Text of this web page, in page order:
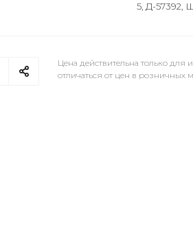
5, Д-57392,
Цена действительна только для
отличаться от цен в розничных